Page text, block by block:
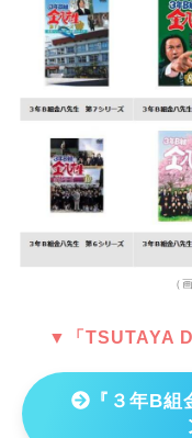
（
▼「TSUTAYA
『３年B